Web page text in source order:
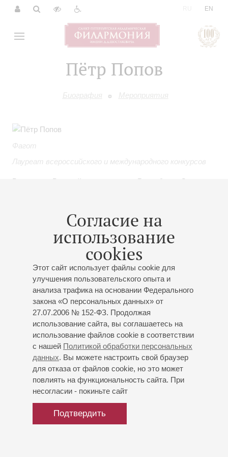
EN
Пётр Попов
Биография Мероприятия
Согласие на
использование
cookies
Этот сайт использует файлы cookie для
улучшения пользовательского опыта и
анализа трафика на основании Федерального
закона «О персональных данных» от
27.07.2006 № 152-ФЗ. Продолжая
использование сайта, вы соглашаетесь на
использование файлов cookie в соответствии
с нашей Политикой обработки персональных
данных. Вы можете настроить свой браузер
для отказа от файлов cookie, но это может
повлиять на функциональность сайта. При
несогласии - покиньте сайт
Подтвердить
Фагот
Лауреат всероссийского и международного конкурсов
Выпускник Высшей школы музыки Республики Саха
Лауреат регионального и всероссийского конкурсов во
Владивостоке и Волгограде, в 2001 году стал
обладателем Гран-при Международного юношеского
конкурса имени Е.А. Мравинского в Санкт-Петербурге в
составе квинтета деревянных духовых инструментов.
С 2000 года начал профессиональную карьеру в составе
оркестра Государственного театра оперы и балета
Республики Саха (Якутия) имени Д.К. Сивцева-Суоруна
Омоллоона. В 2012 году был приглашён
концертмейстером группы фаготов Симфонического
оркестра Государственной филармонии Республики Саха
(Якутия) имени Г.М. Кривошапко. С 2018 года является
артистом Симфонического оркестра Михайловского
театра.